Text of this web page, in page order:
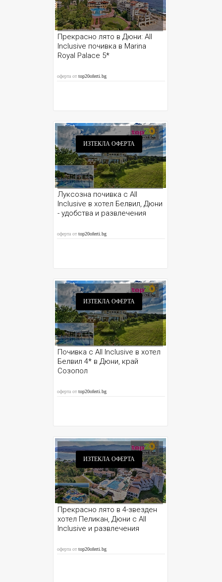
Прекрасно лято в Дюни: All
Inclusive почивка в Marina
Royal Palace 5*
оферта отtop20oferti.bg
ИЗТЕКЛА ОФЕРТА
Луксозна почивка с All
Inclusive в хотел Белвил, Дюни
- удобства и развлечения
оферта отtop20oferti.bg
ИЗТЕКЛА ОФЕРТА
Почивка с All Inclusive в хотел
Белвил 4* в Дюни, край
Созопол
оферта отtop20oferti.bg
ИЗТЕКЛА ОФЕРТА
Прекрасно лято в 4-звезден
хотел Пеликан, Дюни с All
Inclusive и развлечения
оферта отtop20oferti.bg